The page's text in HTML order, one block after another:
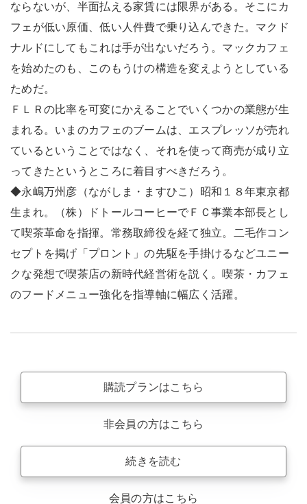
ならないが、半面払える家賃には限界がある。そこにカ
フェが低い原価、低い人件費で乗り込んできた。マクド
ナルドにしてもこれは手が出ないだろう。マックカフェ
を始めたのも、このもうけの構造を変えようとしている
ためだ。
ＦＬＲの比率を可変にかえることでいくつかの業態が生
まれる。いまのカフェのブームは、エスプレッソが売れ
ているということではなく、それを使って商売が成り立
ってきたというところに着目すべきだろう。
◆永嶋万州彦（ながしま・ますひこ）昭和１８年東京都
生まれ。（株）ドトールコーヒーでＦＣ事業本部長とし
て喫茶革命を指揮。常務取締役を経て独立。二毛作コン
セプトを掲げ「プロント」の先駆を手掛けるなどユニー
クな発想で喫茶店の新時代経営術を説く。喫茶・カフェ
のフードメニュー強化を指導軸に幅広く活躍。
購読プランはこちら
非会員の方はこちら
続きを読む
会員の方はこちら